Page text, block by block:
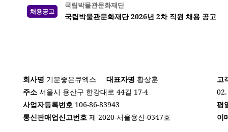
채용공고
국립박물관문화재단
국립박물관문화재단 2026년 2차 직원 채용 공고
회사명 기분좋은큐엑스 대표자명 황상훈
주소 서울시 용산구 한강대로 44길 17-4
사업자등록번호 106-86-83943
통신판매업신고번호 제 2020-서울용산-0347호
고
평
이